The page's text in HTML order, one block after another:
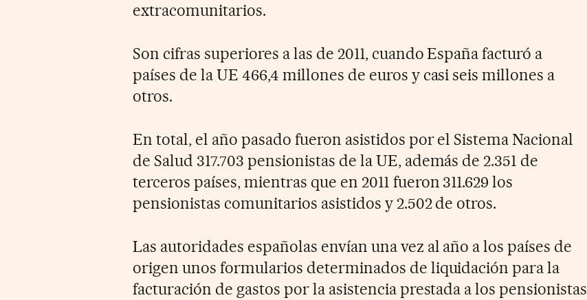
extracomunitarios.
Son cifras superiores a las de 2011, cuando España facturó a
países de la UE 466,4 millones de euros y casi seis millones a
otros.
En total, el año pasado fueron asistidos por el Sistema Nacional
de Salud 317.703 pensionistas de la UE, además de 2.351 de
terceros países, mientras que en 2011 fueron 311.629 los
pensionistas comunitarios asistidos y 2.502 de otros.
Las autoridades españolas envían una vez al año a los países de
origen unos formularios determinados de liquidación para la
facturación de gastos por la asistencia prestada a los pensionistas